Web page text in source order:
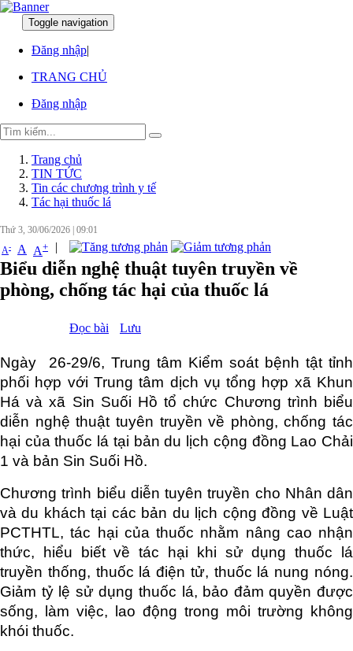
Toggle navigation
Đăng nhập|
TRANG CHỦ
Đăng nhập
Trang chủ
TIN TỨC
Tin các chương trình y tế
Tác hại thuốc lá
Thứ 3, 30/06/2026 09:01
A- A A+ |
Biểu diễn nghệ thuật tuyên truyền về
phòng, chống tác hại của thuốc lá
Đọc bài Lưu
Ngày 26-29/6, Trung tâm Kiểm soát bệnh tật tỉnh
phối hợp với Trung tâm dịch vụ tổng hợp xã Khun
Há và xã Sin Suối Hồ tổ chức Chương trình biểu
diễn nghệ thuật tuyên truyền về phòng, chống tác
hại của thuốc lá tại bản du lịch cộng đồng Lao Chải
1 và bản Sin Suối Hồ.
Chương trình biểu diễn tuyên truyền cho Nhân dân
và du khách tại các bản du lịch cộng đồng về Luật
PCTHTL, tác hại của thuốc nhằm nâng cao nhận
thức, hiểu biết về tác hại khi sử dụng thuốc lá
truyền thống, thuốc lá điện tử, thuốc lá nung nóng.
Giảm tỷ lệ sử dụng thuốc lá, bảo đảm quyền được
sống, làm việc, lao động trong môi trường không
khói thuốc.